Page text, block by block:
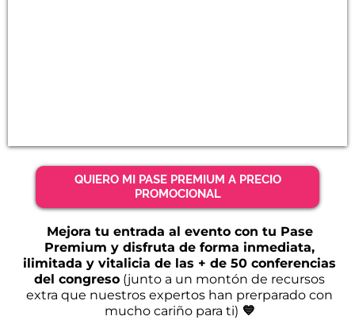
QUIERO MI PASE PREMIUM A PRECIO
PROMOCIONAL
Mejora tu entrada al evento con tu Pase
Premium y disfruta de forma inmediata,
ilimitada y vitalicia de las + de 50 conferencias
del congreso (junto a un montón de recursos
extra que nuestros expertos han prerparado con
mucho cariño para ti) 💙